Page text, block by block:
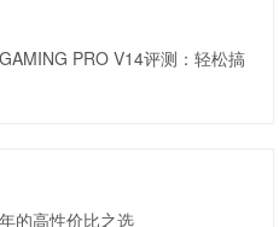
PRO V14评测：轻松搞
的高性价比之选